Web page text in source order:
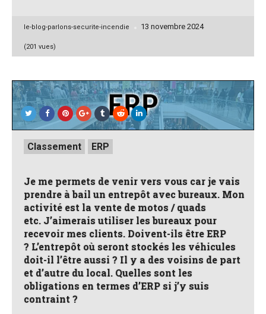
Posted
le-blog-parlons-securite-incendie 13 novembre 2024
(201 vues)
Posted
inClassement ERP
Je me permets de venir vers vous car je vais
prendre à bail un entrepôt avec bureaux. Mon
activité est la vente de motos / quads
etc. J’aimerais utiliser les bureaux pour
recevoir mes clients. Doivent-ils être ERP
? L’entrepôt où seront stockés les véhicules
doit-il l’être aussi ? Il y a des voisins de part
et d’autre du local. Quelles sont les
obligations en termes d’ERP si j’y suis
contraint ?